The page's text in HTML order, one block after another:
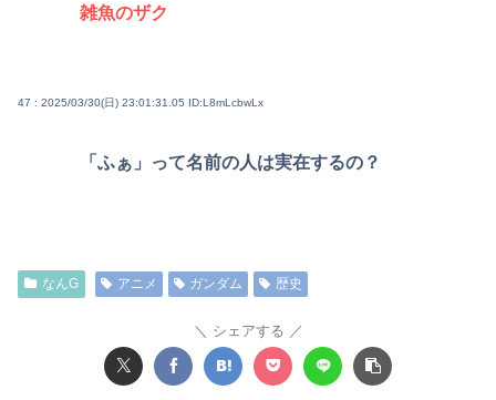
雑魚のザク
47 : 2025/03/30(日) 23:01:31.05 ID:L8mLcbwLx
「ふぁ」って名前の人は実在するの？
なんG アニメ ガンダム 歴史
シェアする